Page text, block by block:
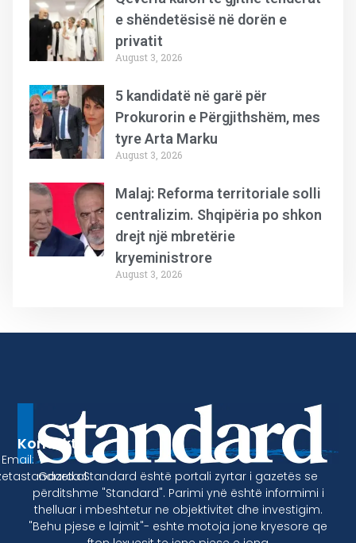
e shëndetësisë në dorën e
privatit
August 3, 2026
5 kandidatë në garë për
Prokurorin e Përgjithshëm, mes
tyre Arta Marku
August 3, 2026
Malaj: Reforma territoriale solli
centralizim. Shqipëria po shkon
drejt një mbretërie
kryeministrore
August 3, 2026
Gazeta Standard është portali zyrtar i gazetës se
përditshme "Standard". Parimi ynë është informimi i
thelluar i mbeshtetur ne objektivitet dhe investigim.
"Behu pjese e lajmit"- eshte motoja jone kryesore qe
Kontakt
Email: